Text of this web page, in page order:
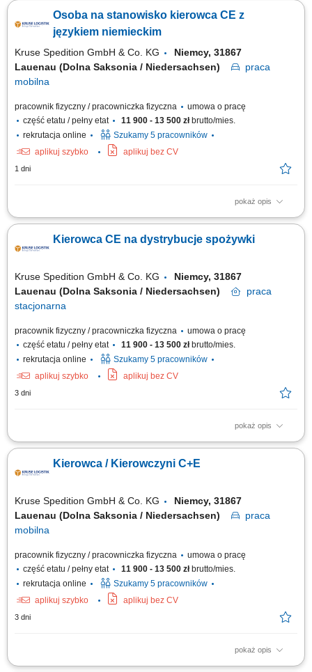
obowiązującymi standardami. Obsługa i kontrola dokumentów
transportowych. Dbanie o czystość i stan techniczny pojazdu, w tym mycie
Osoba na stanowisko kierowca CE z
językiem niemieckim
Kruse Spedition GmbH & Co. KG
Niemcy, 31867
Lauenau (Dolna Saksonia / Niedersachsen)
praca
mobilna
pracownik fizyczny / pracowniczka fizyczna
umowa o pracę
część etatu / pełny etat
11 900 - 13 500 złbrutto/mies.
rekrutacja online
Szukamy 5 pracowników
aplikuj szybko
aplikuj bez CV
1 dni
pokaż opis
Zadania Dostarczanie towarów żywnościowych do punktów odbioru z
eksploatacja nowoczesnego taboru samochodowego w strukturach
transportu liniowego i lokalnego. Praca na trasach w dogodnym systemie
Kierowca CE na dystrybucje spożywki
Kruse Spedition GmbH & Co. KG
Niemcy, 31867
Lauenau (Dolna Saksonia / Niedersachsen)
praca
stacjonarna
pracownik fizyczny / pracowniczka fizyczna
umowa o pracę
część etatu / pełny etat
11 900 - 13 500 złbrutto/mies.
rekrutacja online
Szukamy 5 pracowników
aplikuj szybko
aplikuj bez CV
3 dni
pokaż opis
KOGO POSZUKUJEMY? Kierowcy z mocnymi podstawami języka
świadectwo kwalifikacji zawodowej kierowcy (kod 95) na dystrybucje
żywności w systemie zmianowym w 31275 Lehrte / Niemcy w systemie
Kierowca / Kierowczyni C+E
Kruse Spedition GmbH & Co. KG
Niemcy, 31867
Lauenau (Dolna Saksonia / Niedersachsen)
praca
mobilna
pracownik fizyczny / pracowniczka fizyczna
umowa o pracę
część etatu / pełny etat
11 900 - 13 500 złbrutto/mies.
rekrutacja online
Szukamy 5 pracowników
aplikuj szybko
aplikuj bez CV
3 dni
pokaż opis
Zadania Realizowanie przewozów dystrybucyjnych artykułów